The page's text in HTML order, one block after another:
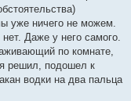
уже ничего не можем.
Даже у него самого.
по комнате,
решил, подошел к
водки на два пальца